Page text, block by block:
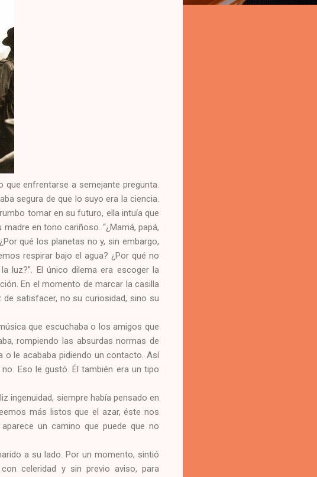
que enfrentarse a semejante pregunta.
segura de que lo suyo era la ciencia.
tomar en su futuro, ella intuía que
en tono cariñoso. “¿Mamá, papá,
qué los planetas no y, sin embargo,
respirar bajo el agua? ¿Por qué no
luz?”. El único dilema era escoger la
En el momento de marcar la casilla
satisfacer, no su curiosidad, sino su
que escuchaba o los amigos que
rompiendo las absurdas normas de
o le acababa pidiendo un contacto. Así
Eso le gustó. Él también era un tipo
ingenuidad, siempre había pensado en
más listos que el azar, éste nos
un camino que puede que no
a su lado. Por un momento, sintió
celeridad y sin previo aviso, para